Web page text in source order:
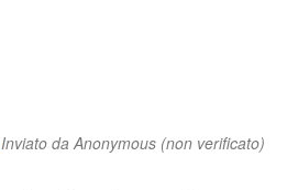
Inviato daAnonymous (non verificato)